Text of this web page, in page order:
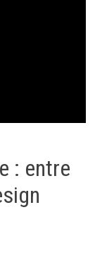
: entre